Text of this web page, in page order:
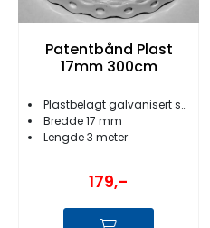
Patentbånd Plast
17mm 300cm
Plastbelagt galvanisert stål
Bredde 17 mm
Lengde 3 meter
179,-